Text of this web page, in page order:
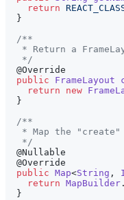
return
}
/**
* Return a
   */
@Override
public
FrameLayout
return
new
}
/**
* Map the
   */
@Nullable
@Override
public Map<String ,
return MapBuilder .
}